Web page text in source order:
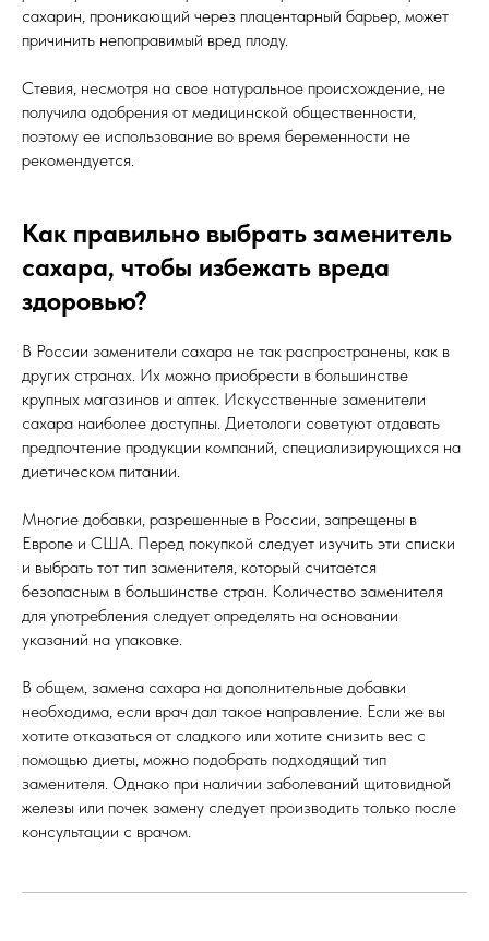
сахарин, проникающий через плацентарный барьер, может
причинить непоправимый вред плоду.
Стевия, несмотря на свое натуральное происхождение, не
получила одобрения от медицинской общественности,
поэтому ее использование во время беременности не
рекомендуется.
Как правильно выбрать заменитель
сахара, чтобы избежать вреда
здоровью?
В России заменители сахара не так распространены, как в
других странах. Их можно приобрести в большинстве
крупных магазинов и аптек. Искусственные заменители
сахара наиболее доступны. Диетологи советуют отдавать
предпочтение продукции компаний, специализирующихся на
диетическом питании.
Многие добавки, разрешенные в России, запрещены в
Европе и США. Перед покупкой следует изучить эти списки
и выбрать тот тип заменителя, который считается
безопасным в большинстве стран. Количество заменителя
для употребления следует определять на основании
указаний на упаковке.
В общем, замена сахара на дополнительные добавки
необходима, если врач дал такое направление. Если же вы
хотите отказаться от сладкого или хотите снизить вес с
помощью диеты, можно подобрать подходящий тип
заменителя. Однако при наличии заболеваний щитовидной
железы или почек замену следует производить только после
консультации с врачом.
2016-2025 © ВСЕ ПРАВА ЗАЩИЩЕНЫ
АКЦИИ
КОНТАКТЫ
ДОСТАВКА
ОПЛАТА
ПУБЛИЧНАЯ ОФЕРТА
ПО ЛЮБЫМ ВОПРОСАМ ПИШИТЕ - FITBOX.ULN@GMAIL.COM